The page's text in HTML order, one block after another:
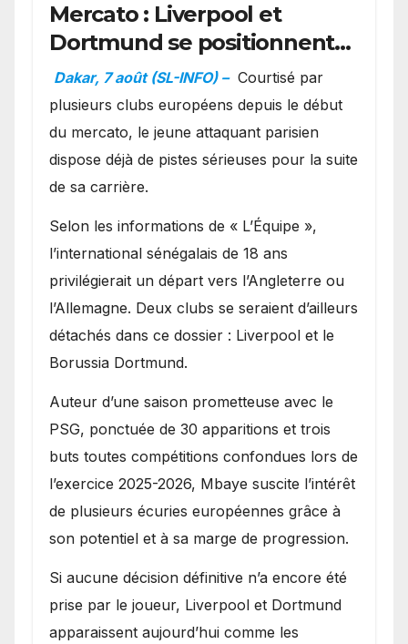
Mercato : Liverpool et
Dortmund se positionnent
en favoris pour recruter
Ibrahim Mbaye
Dakar, 7 août (SL-INFO) – Courtisé par
plusieurs clubs européens depuis le début
du mercato, le jeune attaquant parisien
dispose déjà de pistes sérieuses pour la suite
de sa carrière.
Selon les informations de « L’Équipe »,
l’international sénégalais de 18 ans
privilégierait un départ vers l’Angleterre ou
l’Allemagne. Deux clubs se seraient d’ailleurs
détachés dans ce dossier : Liverpool et le
Borussia Dortmund.
Auteur d’une saison prometteuse avec le
PSG, ponctuée de 30 apparitions et trois
buts toutes compétitions confondues lors de
l’exercice 2025-2026, Mbaye suscite l’intérêt
de plusieurs écuries européennes grâce à
son potentiel et à sa marge de progression.
Si aucune décision définitive n’a encore été
prise par le joueur, Liverpool et Dortmund
apparaissent aujourd’hui comme les